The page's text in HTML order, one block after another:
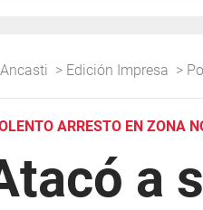
> Edición Impresa >
ARRESTO EN ZONA
a